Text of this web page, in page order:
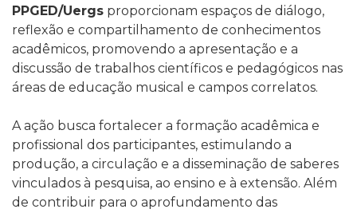
PPGED/Uergs proporcionam espaços de diálogo,
reflexão e compartilhamento de conhecimentos
acadêmicos, promovendo a apresentação e a
discussão de trabalhos científicos e pedagógicos nas
áreas de educação musical e campos correlatos.
A ação busca fortalecer a formação acadêmica e
profissional dos participantes, estimulando a
produção, a circulação e a disseminação de saberes
vinculados à pesquisa, ao ensino e à extensão. Além
de contribuir para o aprofundamento das